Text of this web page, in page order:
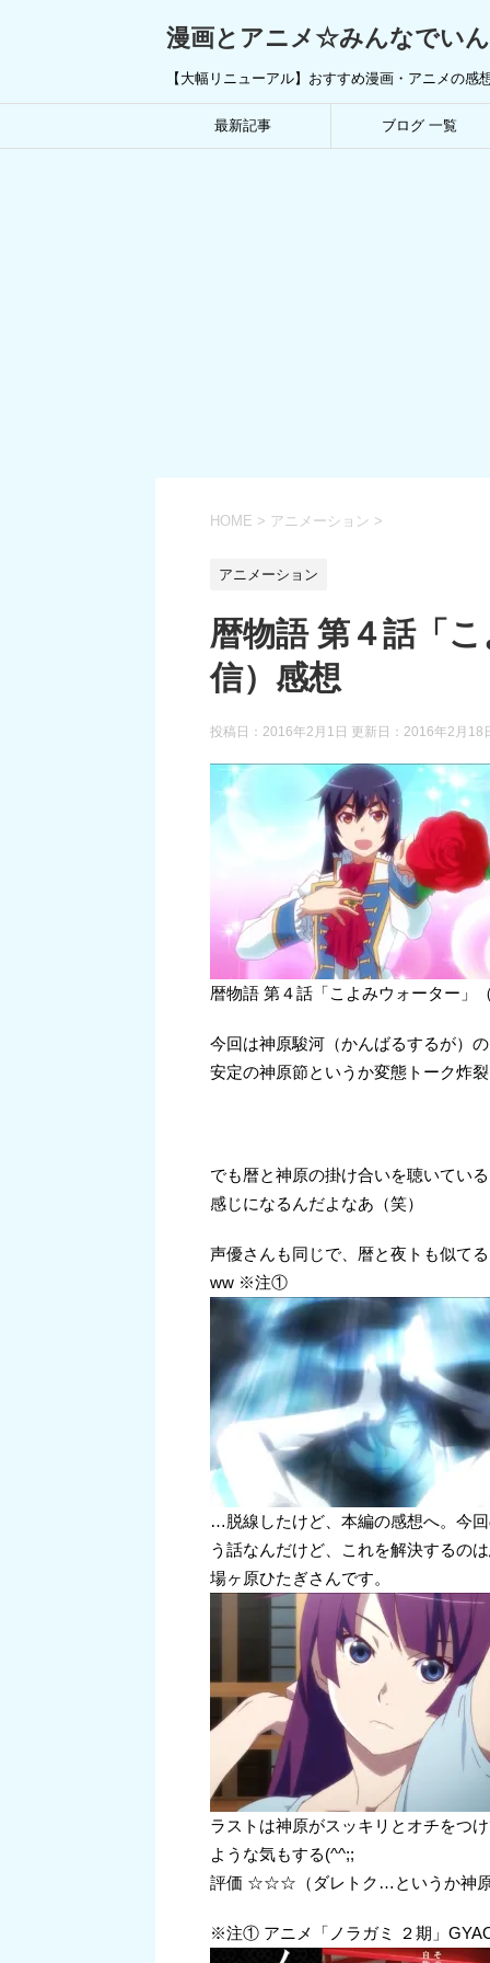
漫画とアニメ☆みんなでい
【大幅リニューアル】おすすめ漫画・アニメの
最新記事 ブログ 一覧
HOME > アニメーション >
アニメーション
暦物語 第４話「
信）感想
投稿日：2016年2月1日 更新日： 2016年2月18
暦物語 第４話「こよみウォーター」
今回は神原駿河（かんばるするが）
安定の神原節というか変態トーク炸
でも暦と神原の掛け合いを聴いてい
感じになるんだよなあ（笑）
声優さんも同じで、暦と夜トも似て
ww ※注①
…脱線したけど、本編の感想へ。今
う話なんだけど、これを解決するの
場ヶ原ひたぎさんです。
ラストは神原がスッキリとオチをつ
ような気もする(^^;;
評価 ☆☆☆（ダレトク…というか神原
※注① アニメ「ノラガミ ２期」